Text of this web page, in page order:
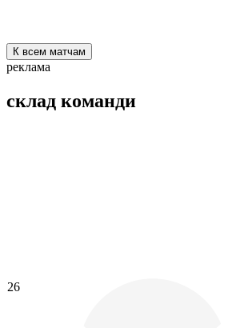
К всем матчам
реклама
склад команди
26